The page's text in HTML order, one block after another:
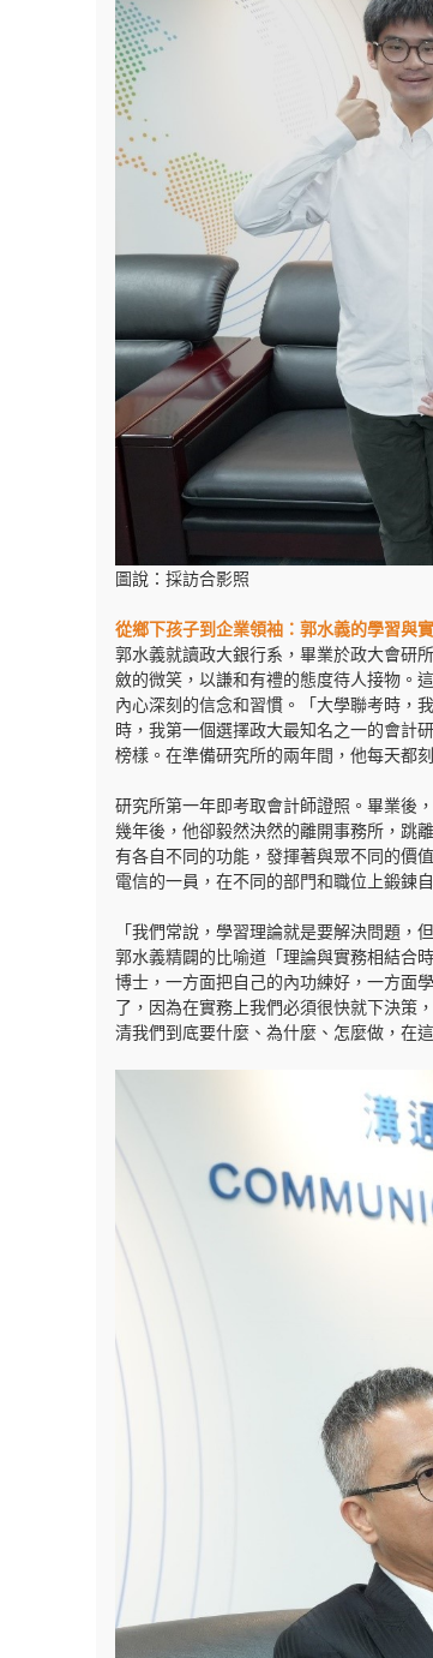
圖說：採訪合影照
從鄉下孩子到企業領袖：郭水義的學習與
郭水義就讀政大銀行系，畢業於政大會研
斂的微笑，以謙和有禮的態度待人接物。
內心深刻的信念和習慣。「大學聯考時，
時，我第一個選擇政大最知名之一的會計
榜樣。在準備研究所的兩年間，他每天都
研究所第一年即考取會計師證照。畢業後
幾年後，他卻毅然決然的離開事務所，跳
有各自不同的功能，發揮著與眾不同的價
電信的一員，在不同的部門和職位上鍛鍊
「我們常說，學習理論就是要解決問題
郭水義精闢的比喻道「理論與實務相結合
博士，一方面把自己的內功練好，一方面
了，因為在實務上我們必須很快就下決策
清我們到底要什麼、為什麼、怎麼做，在